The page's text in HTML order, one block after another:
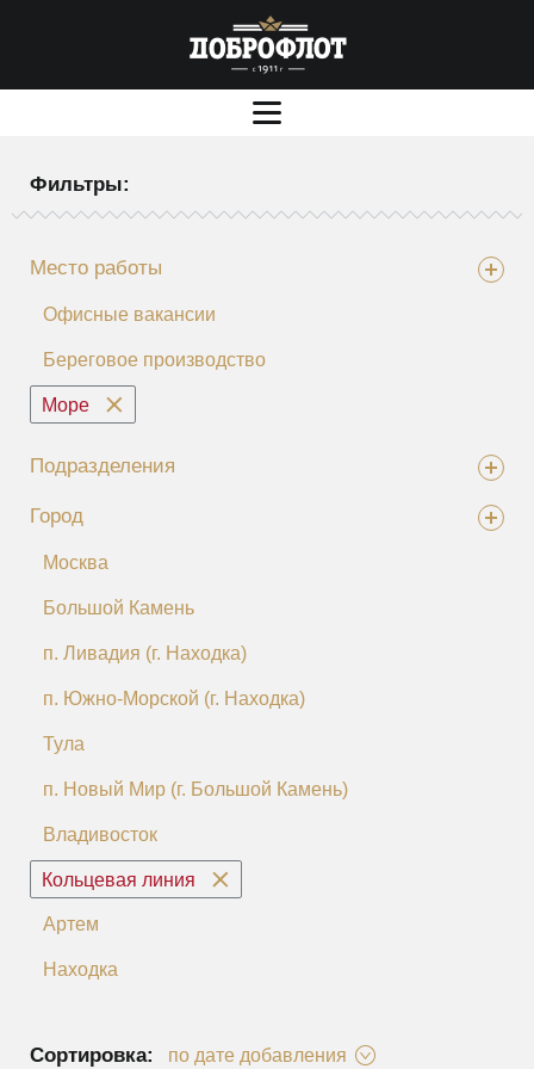
Фильтры:
Место работы
Офисные вакансии
Береговое производство
Море
Подразделения
Город
Москва
Большой Камень
п. Ливадия (г. Находка)
п. Южно-Морской (г. Находка)
Тула
п. Новый Мир (г. Большой Камень)
Владивосток
Кольцевая линия
Артем
Находка
Сортировка: по дате добавления